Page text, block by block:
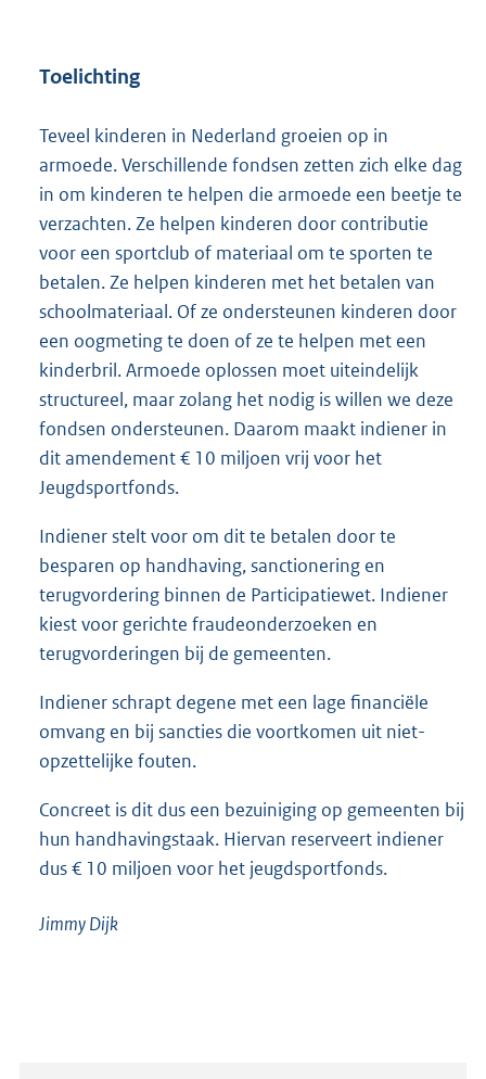
Toelichting
Teveel kinderen in Nederland groeien op in
armoede. Verschillende fondsen zetten zich elke dag
in om kinderen te helpen die armoede een beetje te
verzachten. Ze helpen kinderen door contributie
voor een sportclub of materiaal om te sporten te
betalen. Ze helpen kinderen met het betalen van
schoolmateriaal. Of ze ondersteunen kinderen door
een oogmeting te doen of ze te helpen met een
kinderbril. Armoede oplossen moet uiteindelijk
structureel, maar zolang het nodig is willen we deze
fondsen ondersteunen. Daarom maakt indiener in
dit amendement € 10 miljoen vrij voor het
Jeugdsportfonds.
Indiener stelt voor om dit te betalen door te
besparen op handhaving, sanctionering en
terugvordering binnen de Participatiewet. Indiener
kiest voor gerichte fraudeonderzoeken en
terugvorderingen bij de gemeenten.
Indiener schrapt degene met een lage financiële
omvang en bij sancties die voortkomen uit niet-
opzettelijke fouten.
Concreet is dit dus een bezuiniging op gemeenten bij
hun handhavingstaak. Hiervan reserveert indiener
dus € 10 miljoen voor het jeugdsportfonds.
JimmyDijk